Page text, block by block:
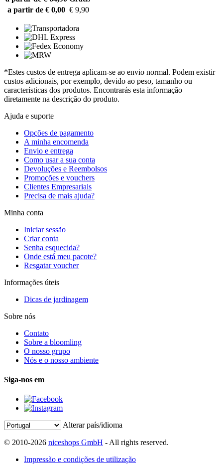
a partir de € 0,00 € 9,90
*Estes custos de entrega aplicam-se ao envio normal. Podem existir
custos adicionais, por exemplo, devido ao peso, tamanho ou
características dos produtos. Encontrarás esta informação
diretamente na descrição do produto.
Ajuda e suporte
Opções de pagamento
A minha encomenda
Envio e entrega
Como usar a sua conta
Devoluções e Reembolsos
Promoções e vouchers
Clientes Empresariais
Precisa de mais ajuda?
Minha conta
Iniciar sessão
Criar conta
Senha esquecida?
Onde está meu pacote?
Resgatar voucher
Informações úteis
Dicas de jardinagem
Sobre nós
Contato
Sobre a bloomling
O nosso grupo
Nós e o nosso ambiente
Siga-nos em
Alterar país/idioma
© 2010-2026 niceshops GmbH - All rights reserved.
Impressão e condições de utilização